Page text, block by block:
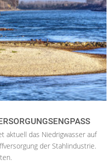
aktuell das Niedrigwasser auf
der Stahlindustrie.